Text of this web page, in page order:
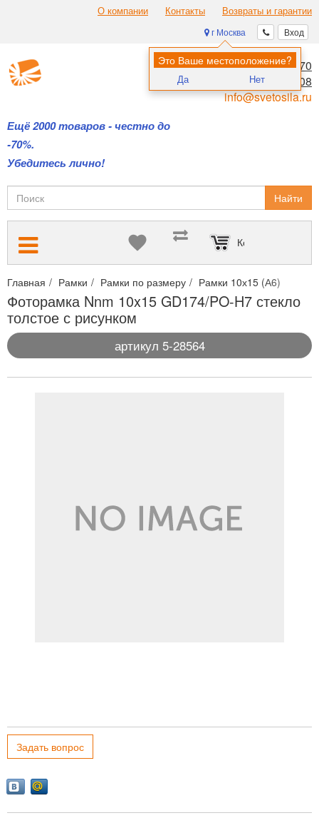
О компании Контакты Возвраты и гарантии
Вход
г Москва
Это Ваше местоположение?
Да Нет
Ещё 2000 товаров - честно до
-70%.
Убедитесь лично!
8 (495) 970-00-70
8 (800) 700-11-08
info@svetosila.ru
Найти
Корзина пуста
Главная Рамки Рамки по размеру Рамки 10х15 (А6)
Фоторамка Nnm 10x15 GD174/PO-H7 стекло
толстое с рисунком
артикул 5-28564
Задать вопрос